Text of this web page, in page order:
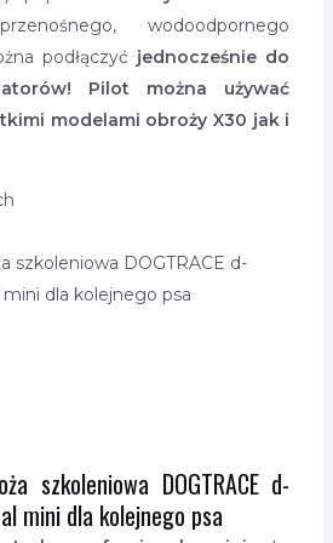
wodoodpornego
podłączyć jednocześnie do
Pilot można używać
modelami obroży X30 jak i
szkoleniowa DOGTRACE d-
dla kolejnego psa
szkoleniowa DOGTRACE d-
mini dla kolejnego psa